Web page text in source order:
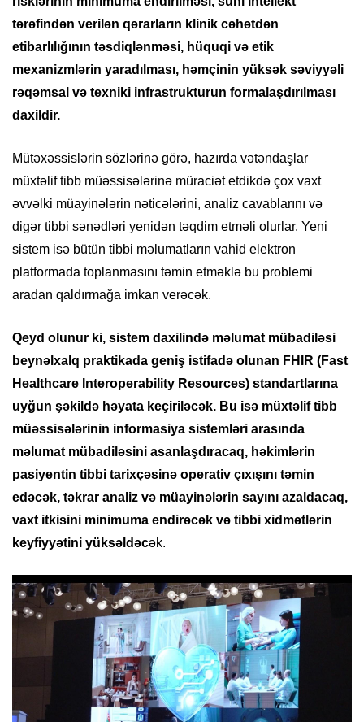
tərəfindən verilən qərarların klinik cəhətdən
etibarlılığının təsdiqlənməsi, hüquqi və etik
mexanizmlərin yaradılması, həmçinin yüksək səviyyəli
rəqəmsal və texniki infrastrukturun formalaşdırılması
daxildir.
Mütəxəssislərin sözlərinə görə, hazırda vətəndaşlar
müxtəlif tibb müəssisələrinə müraciət etdikdə çox vaxt
əvvəlki müayinələrin nəticələrini, analiz cavablarını və
digər tibbi sənədləri yenidən təqdim etməli olurlar. Yeni
sistem isə bütün tibbi məlumatların vahid elektron
platformada toplanmasını təmin etməklə bu problemi
aradan qaldırmağa imkan verəcək.
Qeyd olunur ki, sistem daxilində məlumat mübadiləsi
beynəlxalq praktikada geniş istifadə olunan FHIR (Fast
Healthcare Interoperability Resources) standartlarına
uyğun şəkildə həyata keçiriləcək. Bu isə müxtəlif tibb
müəssisələrinin informasiya sistemləri arasında
məlumat mübadiləsini asanlaşdıracaq, həkimlərin
pasiyentin tibbi tarixçəsinə operativ çıxışını təmin
edəcək, təkrar analiz və müayinələrin sayını azaldacaq,
vaxt itkisini minimuma endirəcək və tibbi xidmətlərin
keyfiyyətini yüksəldəcək.